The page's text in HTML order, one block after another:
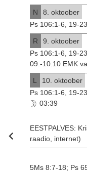
N
8. oktoober
Ps 106:1-6, 19-
R
9. oktoober
Ps 106:1-6, 19-
09.-10.10 EMK
L
10. oktoober
Ps 106:1-6, 19-
03:39
EESTPALVES:
raadio, internet)
5Ms 8:7-18; Ps